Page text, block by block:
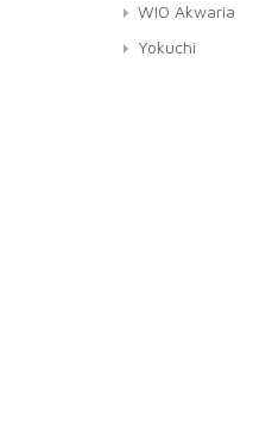
WIO Akwaria
Yokuchi